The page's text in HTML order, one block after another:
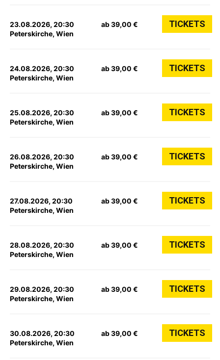
23.08.2026, 20:30
Peterskirche, Wien
ab 39,00 € TICKETS
24.08.2026, 20:30
Peterskirche, Wien
ab 39,00 € TICKETS
25.08.2026, 20:30
Peterskirche, Wien
ab 39,00 € TICKETS
26.08.2026, 20:30
Peterskirche, Wien
ab 39,00 € TICKETS
27.08.2026, 20:30
Peterskirche, Wien
ab 39,00 € TICKETS
28.08.2026, 20:30
Peterskirche, Wien
ab 39,00 € TICKETS
29.08.2026, 20:30
Peterskirche, Wien
ab 39,00 € TICKETS
30.08.2026, 20:30
Peterskirche, Wien
ab 39,00 € TICKETS